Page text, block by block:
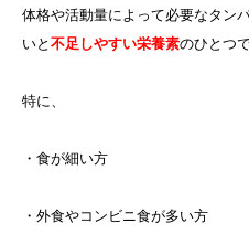
体格や活動量によって必要なタン
いと 不足しやすい栄養素のひとつで
特に、
・食が細い方
・外食やコンビニ食が多い方